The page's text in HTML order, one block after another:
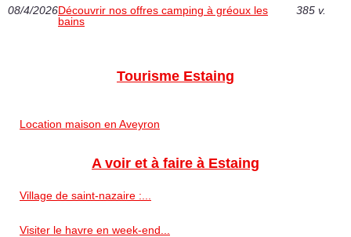
08/4/2026Découvrir nos offres camping à gréoux les
bains
385 v.
Tourisme Estaing
Location maison en Aveyron
A voir et à faire à Estaing
Village de saint-nazaire :...
Visiter le havre en week-end...